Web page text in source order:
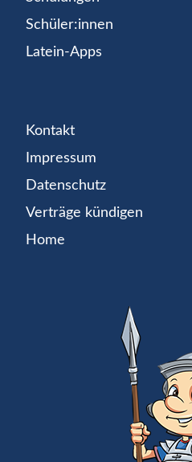
Schüler:innen
Latein-Apps
Kontakt
Impressum
Datenschutz
Verträge kündigen
Home